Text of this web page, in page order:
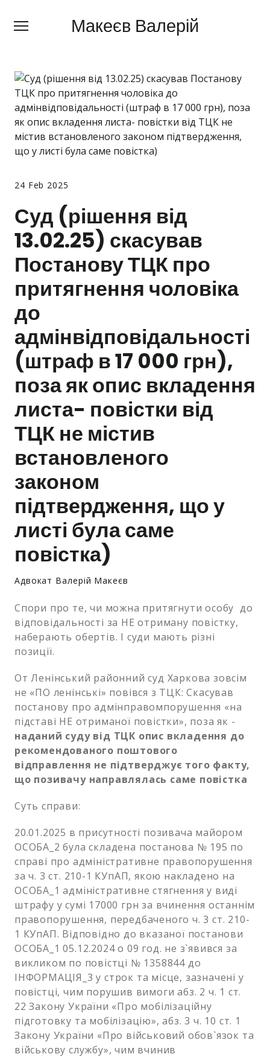
Макеєв Валерій
Макеєв Валерій
Про мене
Сфери діяльності
Правила
Ціни
Контакти
Про мобілізацію
Новини
Залишити заявку
24 Feb 2025
Суд (рішення від
13.02.25) скасував
Постанову ТЦК про
притягнення чоловіка
до
адмінвідповідальності
(штраф в 17 000 грн),
поза як опис вкладення
листа- повістки від
ТЦК не містив
встановленого
законом
підтвердження, що у
листі була саме
повістка)
Адвокат Валерій Макеєв
Спори про те, чи можна притягнути особу до
відповідальності за НЕ отриману повістку,
наберають обертів. І суди мають різні
позиції.
От Ленінський районний суд Харкова зовсім
не «ПО ленінські» повівся з ТЦК: Скасував
постанову про адмінправомпорушення «на
підставі НЕ отриманої повістки», поза як -
наданий суду від ТЦК опис вкладення до
рекомендованого поштового
відправлення не підтверджує того факту,
що позивачу направлялась саме повістка
Суть справи:
20.01.2025 в присутності позивача майором
ОСОБА_2 була складена постанова № 195 по
справі про адміністративне правопорушення
за ч. 3 ст. 210-1 КУпАП, якою накладено на
ОСОБА_1 адміністративне стягнення у виді
штрафу у сумі 17000 грн за вчинення останнім
правопорушення, передбаченого ч. 3 ст. 210-
1 КУпАП. Відповідно до вказаної постанови
ОСОБА_1 05.12.2024 о 09 год. не з`явився за
викликом по повістці № 1358844 до
ІНФОРМАЦІЯ_3 у строк та місце, зазначені у
повістці, чим порушив вимоги абз. 2 ч. 1 ст.
22 Закону України «Про мобілізаційну
підготовку та мобілізацію», абз. 3 ч. 10 ст. 1
Закону України «Про військовий обов`язок та
військову службу», чим вчинив